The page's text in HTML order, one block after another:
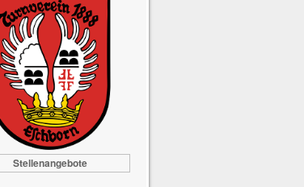
Stellenangebote